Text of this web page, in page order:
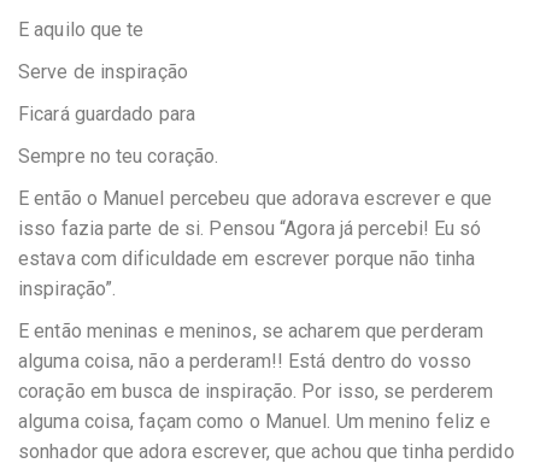
E aquilo que te
Serve de inspiração
Ficará guardado para
Sempre no teu coração.
E então o Manuel percebeu que adorava escrever e que
isso fazia parte de si. Pensou “Agora já percebi! Eu só
estava com dificuldade em escrever porque não tinha
inspiração”.
E então meninas e meninos, se acharem que perderam
alguma coisa, não a perderam!! Está dentro do vosso
coração em busca de inspiração. Por isso, se perderem
alguma coisa, façam como o Manuel. Um menino feliz e
sonhador que adora escrever, que achou que tinha perdido